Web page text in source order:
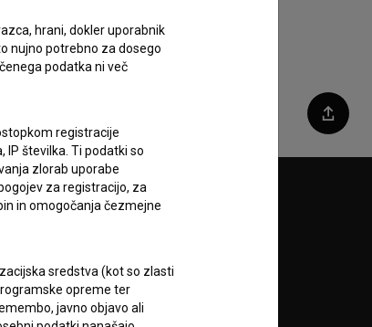
Deli
Sledite nam na:
hrani, dokler uporabnik
nujno potrebno za dosego
podatka ni več
registracije
IP številka. Ti podatki so
zlorab uporabe
za registracijo, za
in omogočanja čezmejne
sredstva (kot so zlasti
opreme ter
javno objavo ali